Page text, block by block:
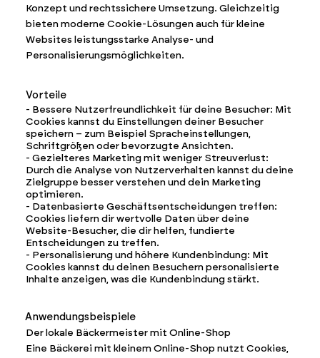
Konzept und rechtssichere Umsetzung. Gleichzeitig
bieten moderne Cookie-Lösungen auch für kleine
Websites leistungsstarke Analyse- und
Personalisierungsmöglichkeiten.
Vorteile
- Bessere Nutzerfreundlichkeit für deine Besucher: Mit
Cookies kannst du Einstellungen deiner Besucher
speichern – zum Beispiel Spracheinstellungen,
Schriftgrößen oder bevorzugte Ansichten.
- Gezielteres Marketing mit weniger Streuverlust:
Durch die Analyse von Nutzerverhalten kannst du deine
Zielgruppe besser verstehen und dein Marketing
optimieren.
- Datenbasierte Geschäftsentscheidungen treffen:
Cookies liefern dir wertvolle Daten über deine
Website-Besucher, die dir helfen, fundierte
Entscheidungen zu treffen.
- Personalisierung und höhere Kundenbindung: Mit
Cookies kannst du deinen Besuchern personalisierte
Inhalte anzeigen, was die Kundenbindung stärkt.
Anwendungsbeispiele
Der lokale Bäckermeister mit Online-Shop
Eine Bäckerei mit kleinem Online-Shop nutzt Cookies,